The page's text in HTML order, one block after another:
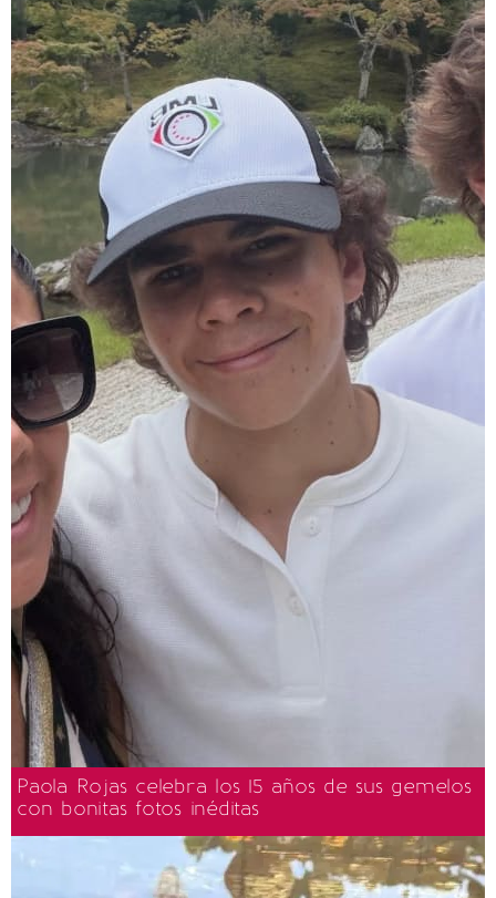
Paola Rojas celebra los 15 años de sus gemelos
con bonitas fotos inéditas